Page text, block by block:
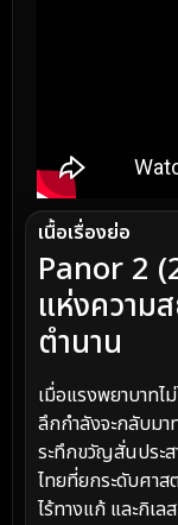
เนื้อเรื่องย่อ
Panor 2
แห่งความ
ตำนาน
เมื่อแรงพยาบาทไ
ลึกกำลังจะกลับม
ระทึกขวัญสั่นประส
ไทยที่ยกระดับศา
ไร้ทางแก้ และกิเ